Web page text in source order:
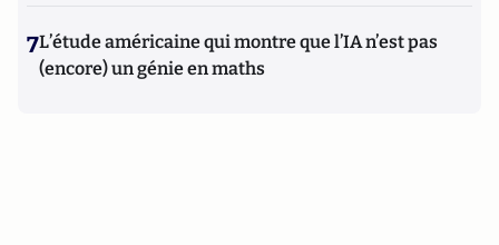
7L’étude américaine qui montre que l’IA n’est pas
(encore) un génie en maths